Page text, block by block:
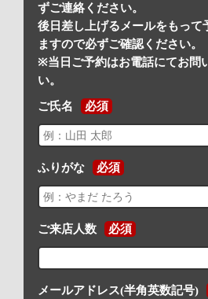
ずご連絡ください。
後日差し上げるメールをもって
ますので必ずご確認ください。
※当日ご予約はお電話にてお問
い。
ご氏名 必須
ふりがな 必須
ご来店人数 必須
メールアドレス(半角英数記号)